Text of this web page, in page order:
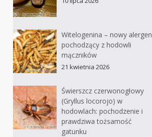
Witelogenina – nowy alergen
pochodzący z hodowli
mączników
21 kwietnia 2026
Świerszcz czerwonogłowy
(Gryllus locorojo) w
hodowlach: pochodzenie i
prawdziwa tożsamość
gatunku